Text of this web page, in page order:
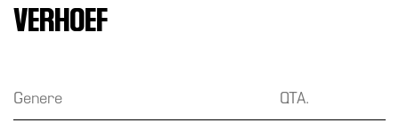
Collezione
VERHOEF
Genere QTA.